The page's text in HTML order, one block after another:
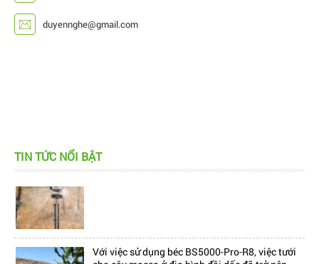
duyennghe@gmail.com
TIN TỨC NỔI BẬTHiện nay, trên thị trường đang có rất nhiều mẫu
Với việc sử dụng béc BS5000-Pro-R8, việc tưới
cho cây macca ở địa hình đồi dốc đã trở nên